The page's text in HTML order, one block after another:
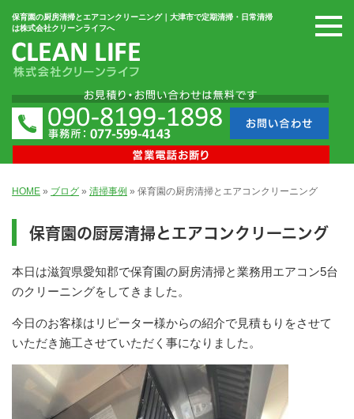
保育園の厨房清掃とエアコンクリーニング｜大津市で定期清掃・日常清掃
は株式会社クリーンライフへ
HOME » ブログ » 清掃事例 » 保育園の厨房清掃とエアコンクリーニング
保育園の厨房清掃とエアコンクリーニング
本日は滋賀県愛知郡で保育園の厨房清掃と業務用エアコン5台
のクリーニングをしてきました。
今日のお客様はリピーター様からの紹介で見積もりをさせて
いただき施工させていただく事になりました。